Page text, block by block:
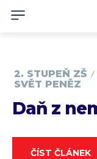
2. STUPEŇ ZŠ
SVĚT PENĚZ
Daň z
ČÍST ČLÁNEK